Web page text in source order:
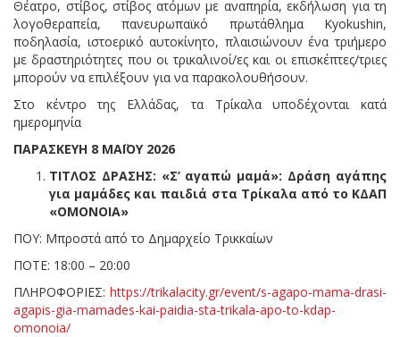
Θέατρο, στίβος, στίβος ατόμων με αναπηρία, εκδήλωση για τη
λογοθεραπεία, πανευρωπαϊκό πρωτάθλημα Kyokushin,
ποδηλασία, ιστοερικό αυτοκίνητο, πλαισιώνουν ένα τριήμερο
με δραστηριότητες που οι τρικαλινοί/ες και οι επισκέπτες/τριες
μπορούν να επιλέξουν για να παρακολουθήσουν.
Στο κέντρο της Ελλάδας, τα Τρίκαλα υποδέχονται κατά
ημερομηνία
ΠΑΡΑΣΚΕΥΗ 8 ΜΑΪΟΥ 2026
ΤΙΤΛΟΣ ΔΡΑΣΗΣ: «Σ’ αγαπώ μαμά»: Δράση αγάπης
για μαμάδες και παιδιά στα Τρίκαλα από το ΚΔΑΠ
«ΟΜΟΝΟΙΑ»
ΠΟΥ: Μπροστά από το Δημαρχείο Τρικκαίων
ΠΟΤΕ: 18:00 – 20:00
ΠΛΗΡΟΦΟΡΙΕΣ: https://trikalacity.gr/event/s-agapo-mama-drasi-
agapis-gia-mamades-kai-paidia-sta-trikala-apo-to-kdap-
omonoia/